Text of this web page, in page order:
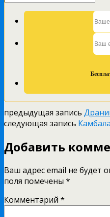
предыдущая запись
следующая запись
Добавить
Ваш адрес email не будет
поля помечены *
Комментарий *